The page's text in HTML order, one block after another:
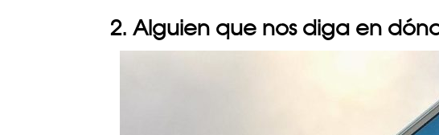
2. Alguien que nos diga en